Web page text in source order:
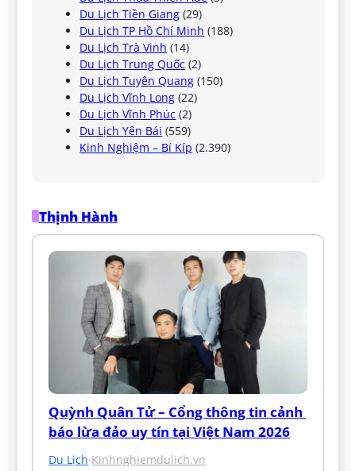
Du Lịch Tiền Giang (29)
Du Lịch TP Hồ Chí Minh (188)
Du Lịch Trà Vinh (14)
Du Lịch Trung Quốc (2)
Du Lịch Tuyên Quang (150)
Du Lịch Vĩnh Long (22)
Du Lịch Vĩnh Phúc (2)
Du Lịch Yên Bái (559)
Kinh Nghiệm – Bí Kíp (2.390)
Thịnh Hành
Quỳnh Quân Tử – Cổng thông tin cảnh
báo lừa đảo uy tín tại Việt Nam 2026
Du Lịch·Kinhnghiemdulich.vn